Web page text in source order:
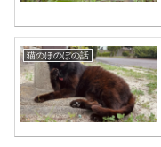
猫のほのぼの話